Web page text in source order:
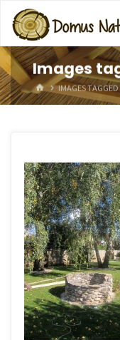
Images
HOME
IMAGES